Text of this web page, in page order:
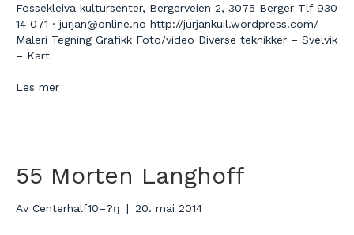
Fossekleiva kultursenter, Bergerveien 2, 3075 Berger Tlf 930
14 071 · jurjan@online.no http://jurjankuil.wordpress.com/ –
Maleri Tegning Grafikk Foto/video Diverse teknikker – Svelvik
– Kart
Les mer
55 Morten Langhoff
Av Centerhalf10–?ŋ | 20. mai 2014